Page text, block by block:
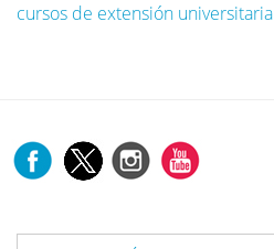
cursos de extensión universitaria